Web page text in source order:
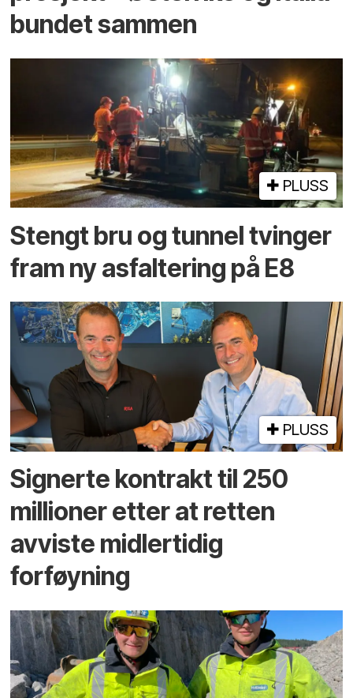
bundet sammen
PLUSS
Stengt bru og tunnel tvinger
fram ny asfaltering på E8
PLUSS
Signerte kontrakt til 250
millioner etter at retten
avviste midlertidig
forføyning